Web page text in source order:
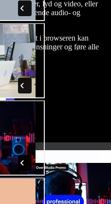
lyd og video, eller
imponerende audio- og
i browseren kan
begrænsninger og føre alle